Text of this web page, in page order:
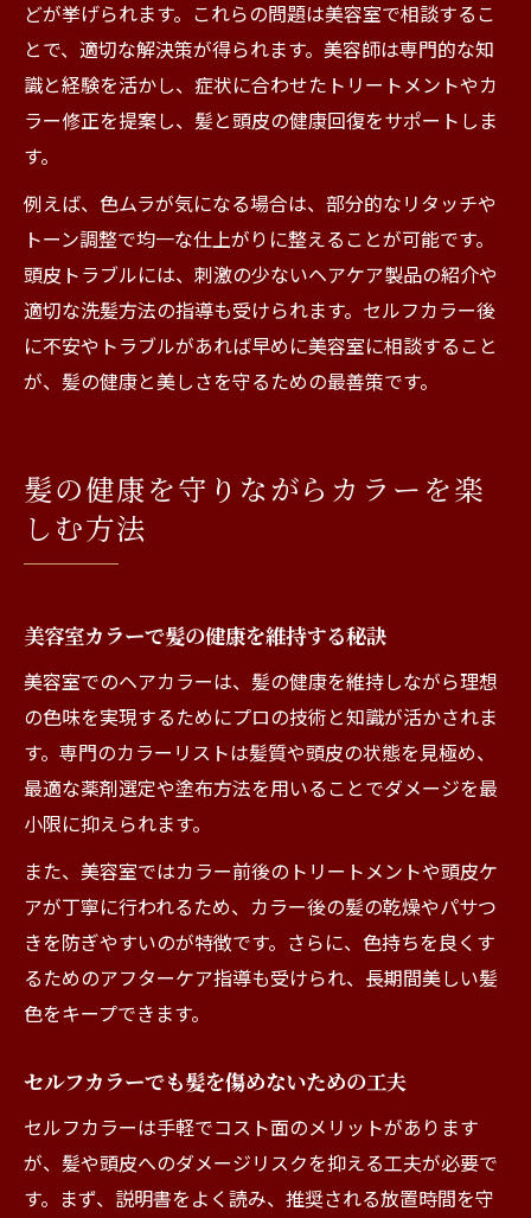
どが挙げられます。これらの問題は美容室で相談するこ
とで、適切な解決策が得られます。美容師は専門的な知
識と経験を活かし、症状に合わせたトリートメントやカ
ラー修正を提案し、髪と頭皮の健康回復をサポートしま
す。
例えば、色ムラが気になる場合は、部分的なリタッチや
トーン調整で均一な仕上がりに整えることが可能です。
頭皮トラブルには、刺激の少ないヘアケア製品の紹介や
適切な洗髪方法の指導も受けられます。セルフカラー後
に不安やトラブルがあれば早めに美容室に相談すること
が、髪の健康と美しさを守るための最善策です。
髪の健康を守りながらカラーを楽
しむ方法
美容室カラーで髪の健康を維持する秘訣
美容室でのヘアカラーは、髪の健康を維持しながら理想
の色味を実現するためにプロの技術と知識が活かされま
す。専門のカラーリストは髪質や頭皮の状態を見極め、
最適な薬剤選定や塗布方法を用いることでダメージを最
小限に抑えられます。
また、美容室ではカラー前後のトリートメントや頭皮ケ
アが丁寧に行われるため、カラー後の髪の乾燥やパサつ
きを防ぎやすいのが特徴です。さらに、色持ちを良くす
るためのアフターケア指導も受けられ、長期間美しい髪
色をキープできます。
セルフカラーでも髪を傷めないための工夫
セルフカラーは手軽でコスト面のメリットがあります
が、髪や頭皮へのダメージリスクを抑える工夫が必要で
す。まず、説明書をよく読み、推奨される放置時間を守